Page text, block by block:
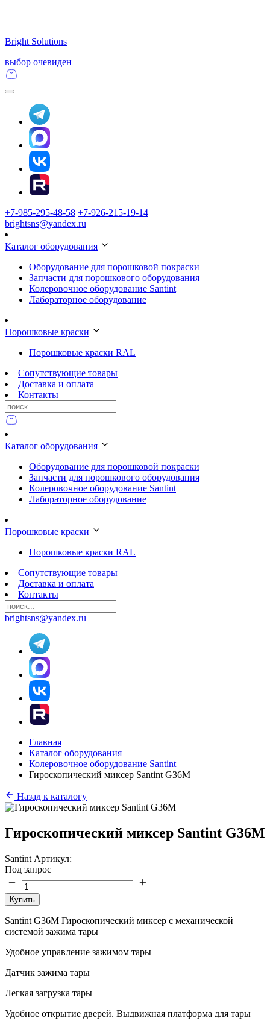
Bright Solutions
выбор очевиден
+7-985-295-48-58 +7-926-215-19-14
brightsns@yandex.ru
Каталог оборудования
Оборудование для порошковой покраски
Запчасти для порошкового оборудования
Колеровочное оборудование Santint
Лабораторное оборудование
Порошковые краски
Порошковые краски RAL
Сопутствующие товары
Доставка и оплата
Контакты
Каталог оборудования
Оборудование для порошковой покраски
Запчасти для порошкового оборудования
Колеровочное оборудование Santint
Лабораторное оборудование
Порошковые краски
Порошковые краски RAL
Сопутствующие товары
Доставка и оплата
Контакты
brightsns@yandex.ru
Главная
Каталог оборудования
Колеровочное оборудование Santint
Гироскопический миксер Santint G36М
Назад к каталогу
Гироскопический миксер Santint G36М
Santint Артикул:
Под запрос
Купить
Santint G36M Гироскопический миксер с механической
системой зажима тары
Удобное управление зажимом тары
Датчик зажима тары
Легкая загрузка тары
Удобное открытие дверей. Выдвижная платформа для тары